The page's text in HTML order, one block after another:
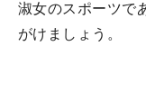
淑女のスポーツで
がけましょう。